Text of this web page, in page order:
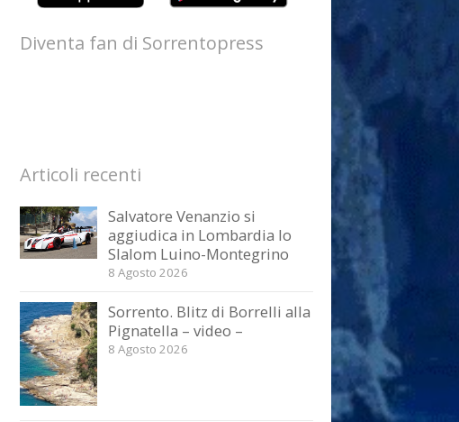
Diventa fan di Sorrentopress
Articoli recenti
Salvatore Venanzio si
aggiudica in Lombardia lo
Slalom Luino-Montegrino
8 Agosto 2026
Sorrento. Blitz di Borrelli alla
Pignatella – video –
8 Agosto 2026